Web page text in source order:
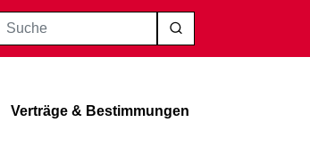
Suche
Verträge & Bestimmungen